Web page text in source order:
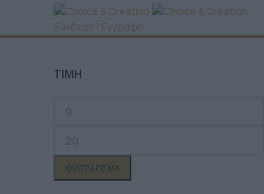
Σύνδεση / Εγγραφή
ΤΙΜΗ
ΦΙΛΤΡΆΡΙΣΜΑ